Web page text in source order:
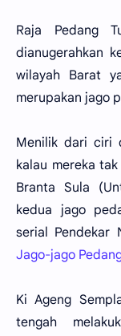
Raja Pedang
dianugerahkan
wilayah Barat
merupakan jago
Menilik dari ciri
kalau mereka
Branta Sula
kedua jago
serial Pendekar
Jago-jago
Ki Ageng
tengah